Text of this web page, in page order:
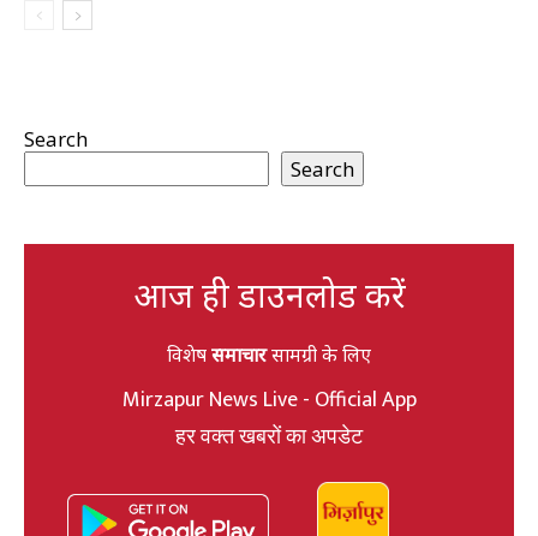
Search
Search
आज ही डाउनलोड करें
विशेषसमाचारसामग्री के लिए
Mirzapur News Live - Official App
हर वक्त खबरों का अपडेट